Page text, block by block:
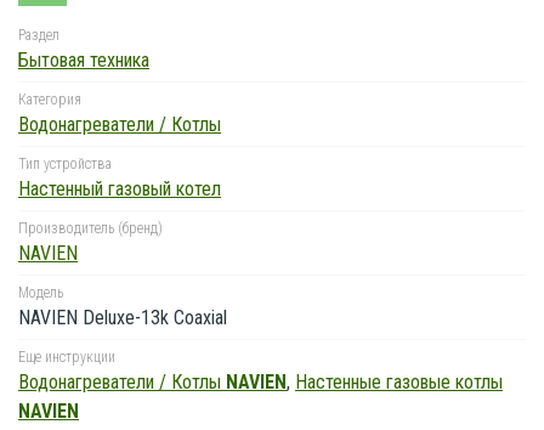
Раздел
Бытовая техника
Категория
Водонагреватели / Котлы
Тип устройства
Настенный газовый котел
Производитель (бренд)
NAVIEN
Модель
NAVIEN Deluxe-13k Coaxial
Еще инструкции
Водонагреватели / Котлы NAVIEN, Настенные газовые котлы
NAVIEN